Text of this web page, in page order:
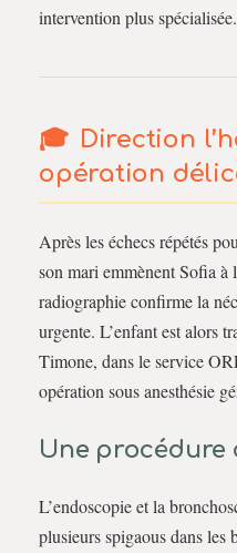
intervention plus spécialisée.
Direction
opération
Après les échecs répétés
son mari emmènent Sofia
radiographie confirme la
urgente. L’enfant est alors
Timone, dans le service
opération sous anesthésie
Une procédure
L’endoscopie et la
plusieurs spigaous dans les